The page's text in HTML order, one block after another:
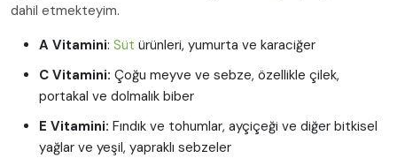
dahil etmekteyim.
A Vitamini: Süt ürünleri, yumurta ve karaciğer
C Vitamini: Çoğu meyve ve sebze, özellikle çilek,
portakal ve dolmalık biber
E Vitamini: Fındık ve tohumlar, ayçiçeği ve diğer bitkisel
yağlar ve yeşil, yapraklı sebzeler